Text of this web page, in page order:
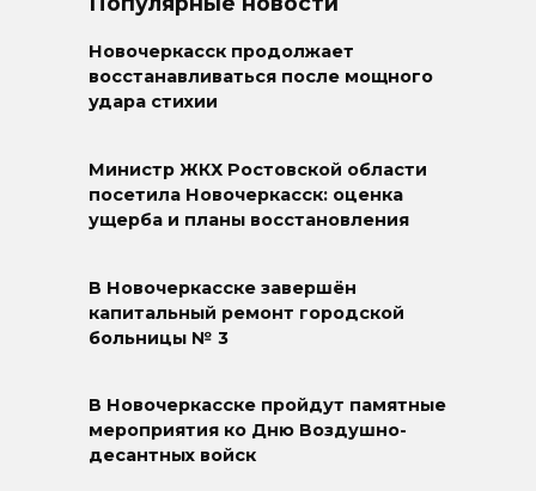
Новочеркасск продолжает
восстанавливаться после мощного
удара стихии
Министр ЖКХ Ростовской области
посетила Новочеркасск: оценка
ущерба и планы восстановления
В Новочеркасске завершён
капитальный ремонт городской
больницы № 3
В Новочеркасске пройдут памятные
мероприятия ко Дню Воздушно-
десантных войск